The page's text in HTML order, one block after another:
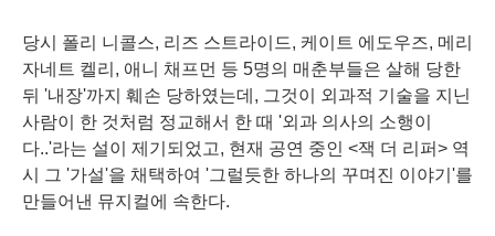
당시 폴리 니콜스, 리즈 스트라이드, 케이트 에도우즈, 메리
자네트 켈리, 애니 채프먼 등 5명의 매춘부들은 살해 당한
뒤 '내장'까지 훼손 당하였는데, 그것이 외과적 기술을 지닌
사람이 한 것처럼 정교해서 한 때 '외과 의사의 소행이
다..'라는 설이 제기되었고, 현재 공연 중인 <잭 더 리퍼> 역
시 그 '가설'을 채택하여 '그럴듯한 하나의 꾸며진 이야기'를
만들어낸 뮤지컬에 속한다.